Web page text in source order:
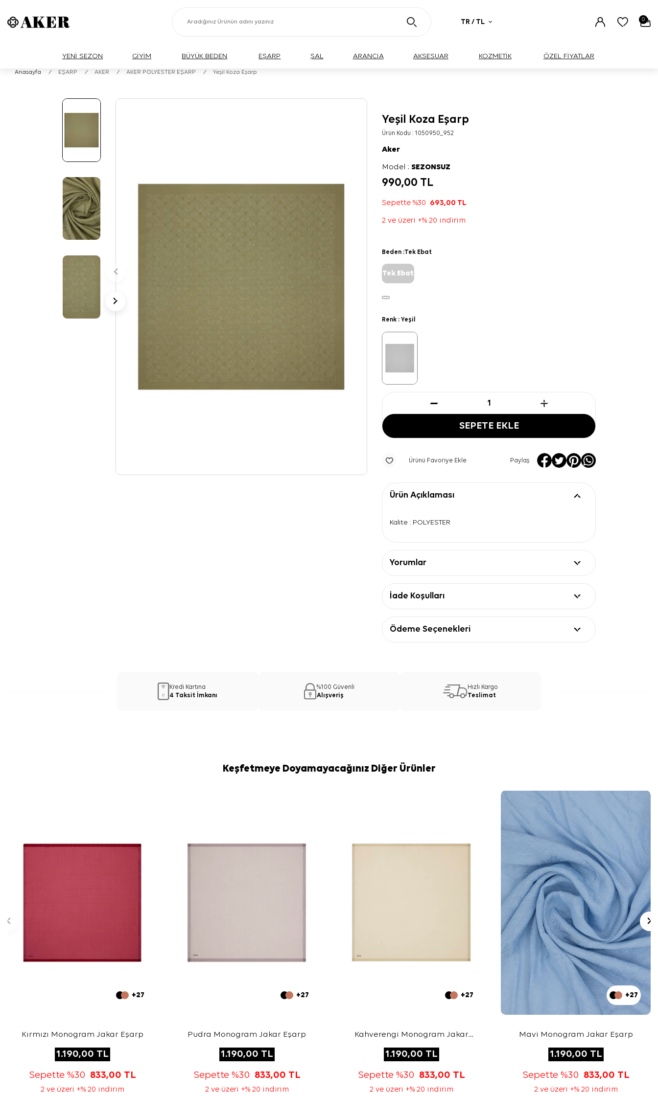
TR / TL 0
YENİ SEZON GİYİM BÜYÜK BEDEN EŞARP ŞAL ARANCIA AKSESUAR KOZMETİK ÖZEL FİYATLAR
Anasayfa / EŞARP / AKER / AKER POLYESTER EŞARP / Yeşil Koza Eşarp
Yeşil Koza Eşarp
Ürün Kodu : 1050950_952
Aker
Model :SEZONSUZ
990,00 TL
Sepette %30 693,00 TL
2 ve üzeri +% 20 indirim
Beden :Tek Ebat
Tek Ebat
Renk :Yeşil
SEPETE EKLE
Ürünü Favoriye Ekle Paylaş
Ürün Açıklaması
Kalite : POLYESTER
Yorumlar
İade Koşulları
Ödeme Seçenekleri
Kredi Kartına
4 Taksit İmkanı
%100 Güvenli
Alışveriş
Hızlı Kargo
Teslimat
Keşfetmeye Doyamayacağınız Diğer Ürünler
+27
Kırmızı Monogram Jakar Eşarp
1.190,00 TL
Sepette %30 833,00 TL
2 ve üzeri +% 20 indirim
+27
Pudra Monogram Jakar Eşarp
1.190,00 TL
Sepette %30 833,00 TL
2 ve üzeri +% 20 indirim
+27
Kahverengi Monogram Jakar
1.190,00 TL
Sepette %30 833,00 TL
2 ve üzeri +% 20 indirim
+27
Mavi Monogram Jakar Eşarp
1.190,00 TL
Sepette %30 833,00 TL
2 ve üzeri +% 20 indirim